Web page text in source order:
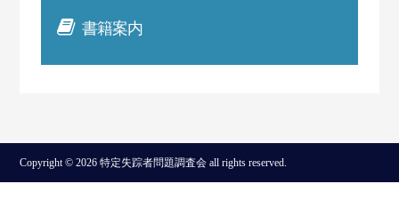
書籍案内
Copyright © 2026 特定失踪者問題調査会 all rights reserved.